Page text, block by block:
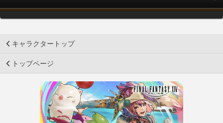
キャラクタートップ
トップページ